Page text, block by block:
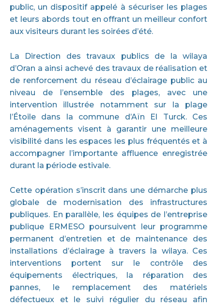
public, un dispositif appelé à sécuriser les plages
et leurs abords tout en offrant un meilleur confort
aux visiteurs durant les soirées d’été.
La Direction des travaux publics de la wilaya
d’Oran a ainsi achevé des travaux de réalisation et
de renforcement du réseau d’éclairage public au
niveau de l’ensemble des plages, avec une
intervention illustrée notamment sur la plage
l’Étoile dans la commune d’Aïn El Turck. Ces
aménagements visent à garantir une meilleure
visibilité dans les espaces les plus fréquentés et à
accompagner l’importante affluence enregistrée
durant la période estivale.
Cette opération s’inscrit dans une démarche plus
globale de modernisation des infrastructures
publiques. En parallèle, les équipes de l’entreprise
publique ERMESO poursuivent leur programme
permanent d’entretien et de maintenance des
installations d’éclairage à travers la wilaya. Ces
interventions portent sur le contrôle des
équipements électriques, la réparation des
pannes, le remplacement des matériels
défectueux et le suivi régulier du réseau afin